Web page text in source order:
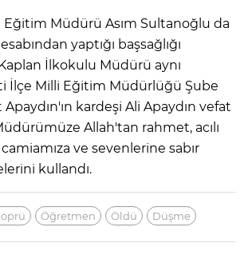
Eğitim Müdürü Asım Sultanoğlu da
yaptığı başsağlığı
İlkokulu Müdürü aynı
İlçe Milli Eğitim Müdürlüğü Şube
kardeşi Ali Apaydın vefat
Allah'tan rahmet, acılı
ve sevenlerine sabır
kullandı.
Öğretmen Öldü Düşme